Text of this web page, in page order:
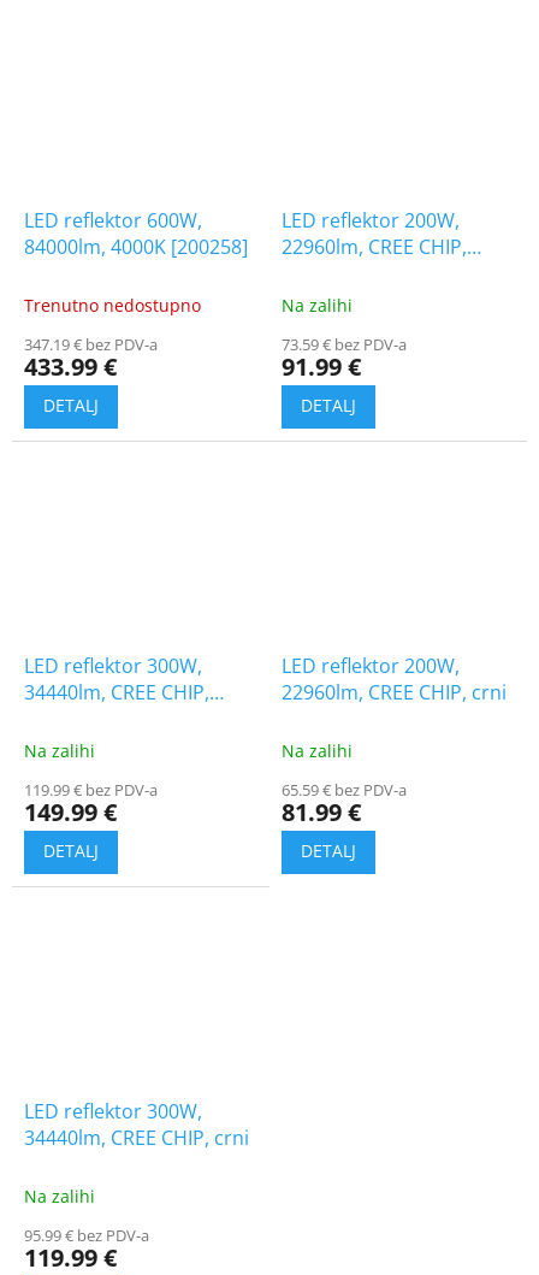
LED reflektor 600W,
84000lm, 4000K [200258]
Trenutno nedostupno
347.19 € bez PDV-a
433.99 €
LED reflektor 200W,
22960lm, CREE CHIP,
Na zalihi
73.59 € bez PDV-a
91.99 €
LED reflektor 300W,
34440lm, CREE CHIP,
Na zalihi
119.99 € bez PDV-a
149.99 €
LED reflektor 200W,
22960lm, CREE CHIP, crni
Na zalihi
65.59 € bez PDV-a
81.99 €
LED reflektor 300W,
34440lm, CREE CHIP, crni
Na zalihi
95.99 € bez PDV-a
119.99 €